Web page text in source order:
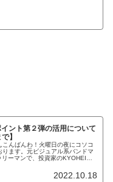
イント第２弾の活用について
】
んばんわ！火曜日の夜にコソコ
ります。元ビジュアル系バンドマ
ーマンで、投資家のKYOHEIで
2022.10.18